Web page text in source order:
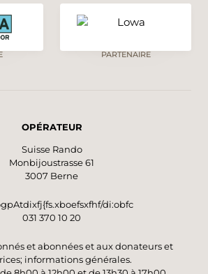
PARTENAIRE
OPÉRATEUR
Suisse Rando
Monbijoustrasse 61
3007 Berne
di:obfc
031 370 10 20
et abonnées et aux donateurs et
informations générales.